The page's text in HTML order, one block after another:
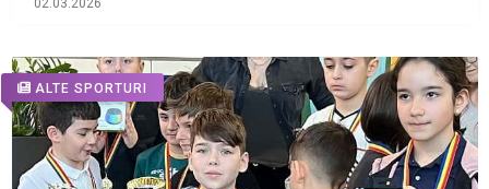
02.03.2026
ALTE SPORTURI